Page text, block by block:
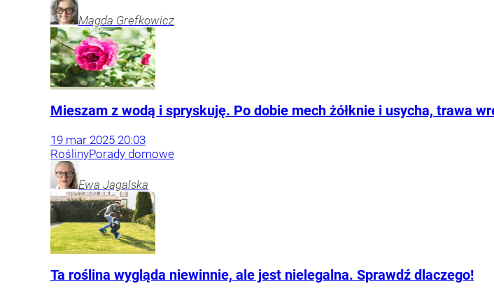
Magda Grefkowicz
Mieszam z wodą i spryskuję. Po dobie mech żółknie i usycha, trawa
19 mar 2025 20:03
RoślinyPorady domowe
Ewa Jagalska
Ta roślina wygląda niewinnie, ale jest nielegalna. Sprawdź dlaczego!